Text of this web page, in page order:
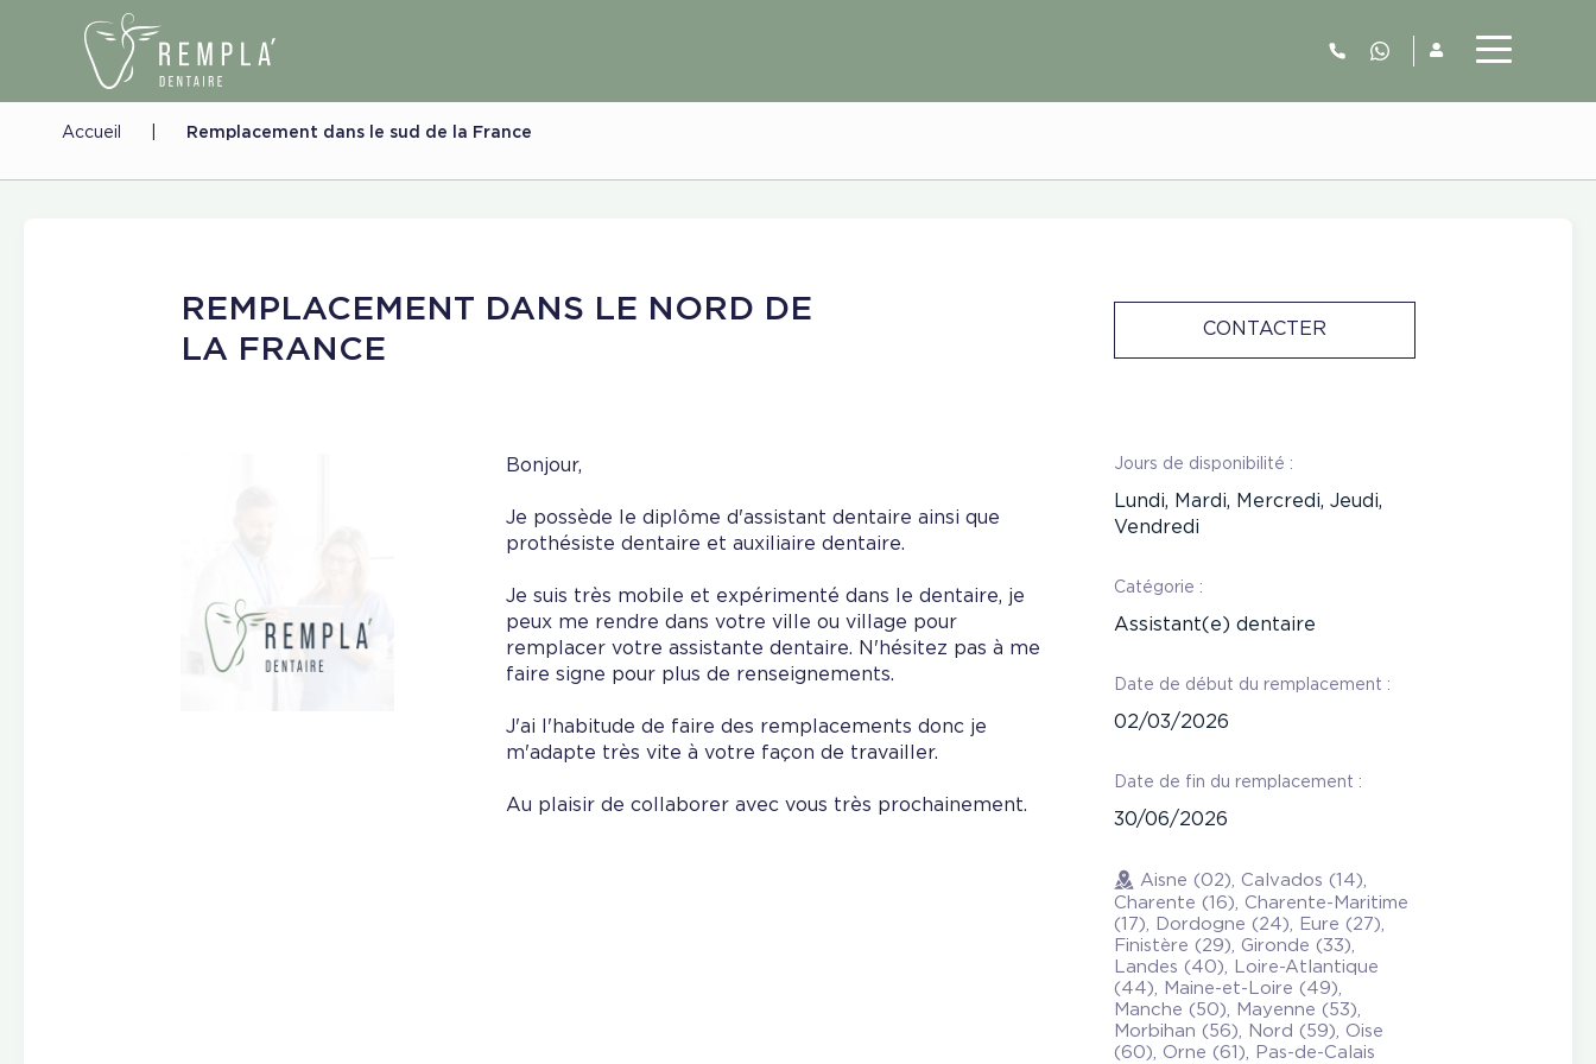
06.52.63.77.73
Accueil Remplacement dans le sud de la France
REMPLACEMENT DANS LE NORD DE
LA FRANCE
CONTACTER
Bonjour,
Je possède le diplôme d'assistant dentaire ainsi que
prothésiste dentaire et auxiliaire dentaire.
Je suis très mobile et expérimenté dans le dentaire, je
peux me rendre dans votre ville ou village pour
remplacer votre assistante dentaire. N'hésitez pas à me
faire signe pour plus de renseignements.
J'ai l'habitude de faire des remplacements donc je
m'adapte très vite à votre façon de travailler.
Au plaisir de collaborer avec vous très prochainement.
Jours de disponibilité :
Lundi, Mardi, Mercredi, Jeudi,
Vendredi
Catégorie :
Assistant(e) dentaire
Date de début du remplacement :
02/03/2026
Date de fin du remplacement :
30/06/2026
Aisne (02), Calvados (14),
Charente (16), Charente-Maritime
(17), Dordogne (24), Eure (27),
Finistère (29), Gironde (33),
Landes (40), Loire-Atlantique
(44), Maine-et-Loire (49),
Manche (50), Mayenne (53),
Morbihan (56), Nord (59), Oise
(60), Orne (61), Pas-de-Calais